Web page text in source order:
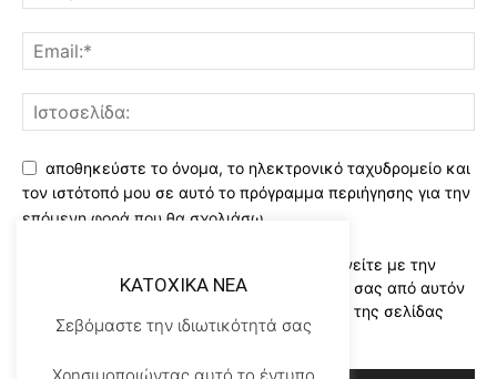
αποθηκεύστε το όνομα, το ηλεκτρονικό ταχυδρομείο και
τον ιστότοπό μου σε αυτό το πρόγραμμα περιήγησης για την
επόμενη φορά που θα σχολιάσω.
Χρησιμοποιώντας αυτό το έντυπο συμφωνείτε με την
αποθήκευση και χειρισμό των δεδομένων σας από αυτόν
τον ιστότοπο..Διαβάστε του ορους χρήσης της σελίδας
μας*
KATOXIKA NEA
Σεβόμαστε την ιδιωτικότητά σας
Χρησιμοποιώντας αυτό το έντυπο